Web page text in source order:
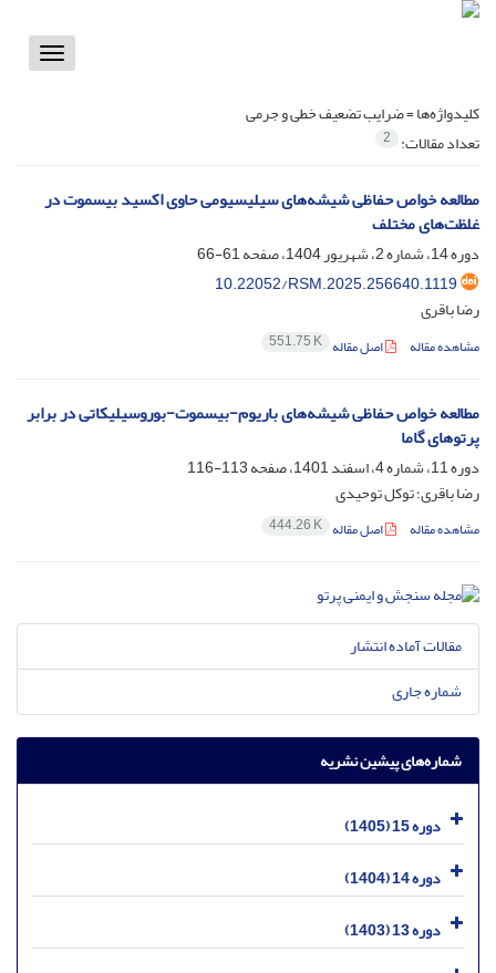
Toggle
کلیدواژه‌ها =ضرایب تضعیف خطی و جرمی
تعداد مقالات: 2
مطالعه خواص حفاظی شیشه‌های سیلیسیومی حاوی اکسید بیسموت در
غلظت‌های مختلف
دوره 14، شماره 2، شهریور 1404، صفحه
61-66
10.22052/RSM.2025.256640.1119
رضا باقری
مشاهده مقاله اصل مقاله 551.75 K
مطالعه خواص حفاظی شیشه‌های باریوم-بیسموت-بوروسیلیکاتی در برابر
پرتوهای گاما
دوره 11، شماره 4، اسفند 1401، صفحه
113-116
رضا باقری؛ توکل توحیدی
مشاهده مقاله اصل مقاله 444.26 K
مقالات آماده انتشار
شماره جاری
شماره‌های پیشین نشریه
دوره 15 (1405)
دوره 14 (1404)
دوره 13 (1403)